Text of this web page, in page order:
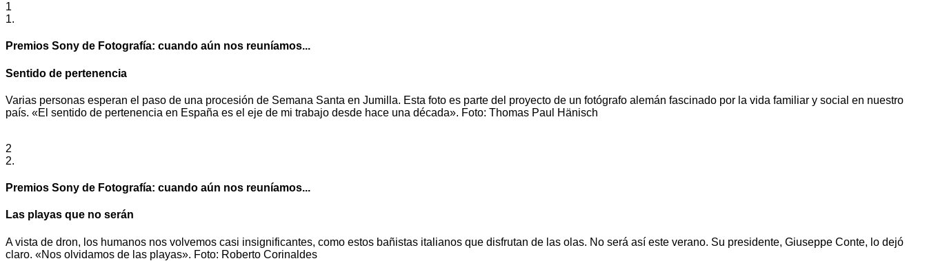
1
1.
Premios Sony de Fotografía: cuando aún nos reuníamos...
Sentido de pertenencia
Varias personas esperan el paso de una procesión de Semana Santa en Jumilla. Esta foto es parte del proyecto de un fotógrafo alemán fascinado por la vida familiar y social en nuestro
país. «El sentido de pertenencia en España es el eje de mi trabajo desde hace una década». Foto: Thomas Paul Hänisch
2
2.
Premios Sony de Fotografía: cuando aún nos reuníamos...
Las playas que no serán
A vista de dron, los humanos nos volvemos casi insignificantes, como estos bañistas italianos que disfrutan de las olas. No será así este verano. Su presidente, Giuseppe Conte, lo dejó
claro. «Nos olvidamos de las playas». Foto: Roberto Corinaldes